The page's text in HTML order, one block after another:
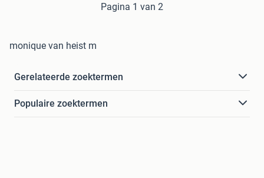
Pagina 1 van 2
monique van heist m
Gerelateerde zoektermen
Populaire zoektermen